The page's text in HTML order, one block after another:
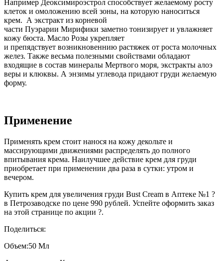
Например Деоксимироэстрол способствует желаемому росту
клеток и омоложению всей зоны, на которую наноситься
крем. А экстракт из корневой
части Пуэрарии Мирифики заметно тонизирует и увлажняет
кожу бюста. Масло Розы укрепляет
и препядствует возникновеннию растяжек от роста молочных
желез. Также весьма полезными свойствами обладают
входящие в состав минералы Мертвого моря, экстракты алоэ
веры и клюквы. А энзимы углевода придают груди желаемую
форму.
Применение
Применять крем стоит нанося на кожу декольте и
массирующими движениями распределять до полного
впитывания крема. Наилучшее действие крем для груди
приобретает при применении два раза в сутки: утром и
вечером.
Купить крем для увеличения груди Bust Cream в Аптеке №1 ?
в Петрозаводске по цене 990 рублей. Успейте оформить заказ
на этой странице по акции ?.
Поделиться:
Объем:50 Мл